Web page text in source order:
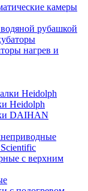
камеры
рубашкой
нагрев и
Heidolph
Heidolph
DAIHAN
с верхним